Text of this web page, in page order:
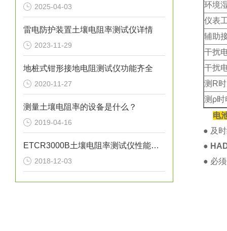
2025-04-03
雷电防护装置土壤电阻率测试仪详情
2023-11-29
地桩式钳形接地电阻测试仪功能齐全
2020-11-27
测量土壤电阻率的设备是什么？
2019-04-16
ETCR3000B土壤电阻率测试仪性能特点
2018-12-03
环境
仪表
辅助
干扰
干扰
测R
测ρ时
电
● 及
●
● 必